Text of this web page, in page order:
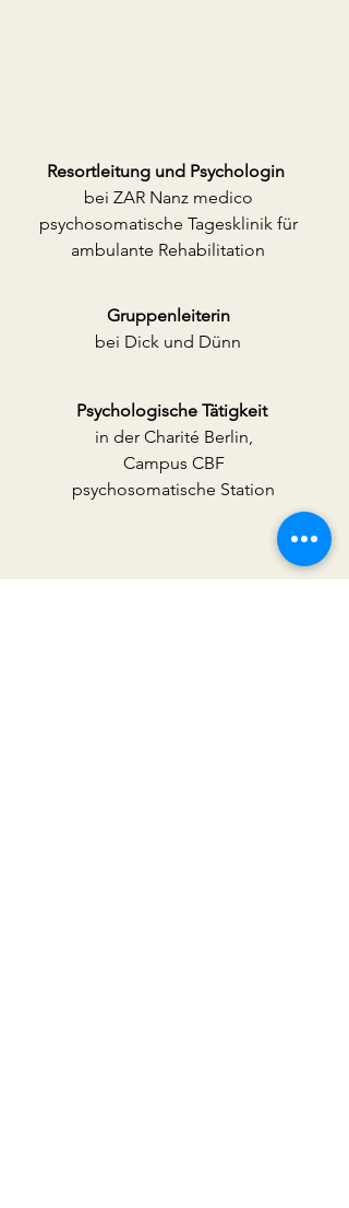
Resortleitung und Psychologin
bei ZAR Nanz medico
psychosomatische Tagesklinik für
ambulante Rehabilitation
Gruppenleiterin
bei Dick und Dünn
Psychologische Tätigkeit
in der Charité Berlin,
Campus CBF
psychosomatische Station